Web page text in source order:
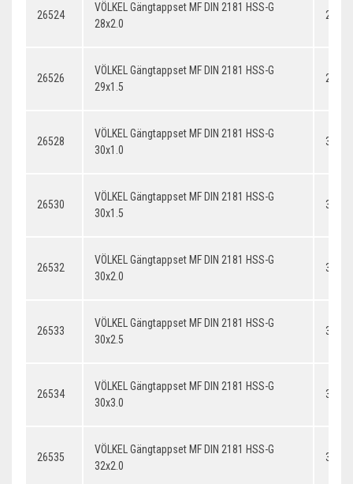
26524
VÖLKEL Gängtappset MF DIN 2181 HSS-G
28x2.0
26526
VÖLKEL Gängtappset MF DIN 2181 HSS-G
29x1.5
26528
VÖLKEL Gängtappset MF DIN 2181 HSS-G
30x1.0
26530
VÖLKEL Gängtappset MF DIN 2181 HSS-G
30x1.5
26532
VÖLKEL Gängtappset MF DIN 2181 HSS-G
30x2.0
26533
VÖLKEL Gängtappset MF DIN 2181 HSS-G
30x2.5
26534
VÖLKEL Gängtappset MF DIN 2181 HSS-G
30x3.0
26535
VÖLKEL Gängtappset MF DIN 2181 HSS-G
32x2.0